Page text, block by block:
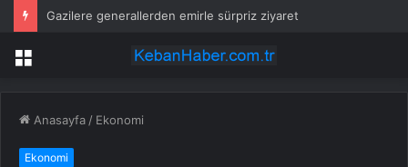
Gazilere generallerden emirle sürpriz ziyaret
Menü
Anasayfa / Ekonomi
Ekonomi